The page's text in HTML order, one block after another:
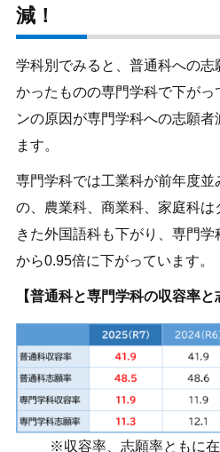
減！
学科別でみると、普通科への
かったものの専門学科で下がっ
ンの原因が専門学科への志願者
ます。
専門学科では工業科が前年度
の、農業科、商業科、家庭科は
きた外国語科も下がり、専門
から0.95倍に下がっています。
【普通科と専門学科の収容率と
※収容率、志願率ともに